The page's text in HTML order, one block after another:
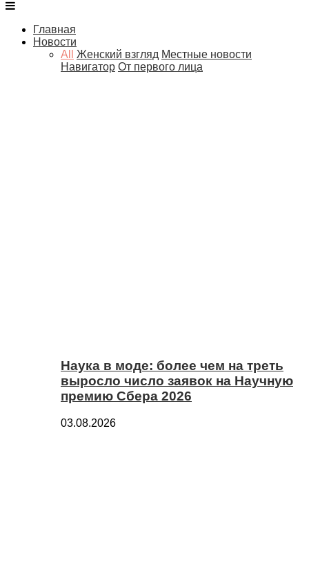
Главная
Новости
All
Женский взгляд Местные новости
Навигатор От первого лица
Наука в моде: более чем на треть
выросло число заявок на Научную
премию Сбера 2026
03.08.2026